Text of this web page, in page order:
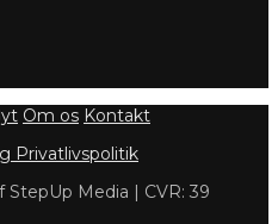
Om os Kontakt
Privatlivspolitik
StepUp Media | CVR: 39